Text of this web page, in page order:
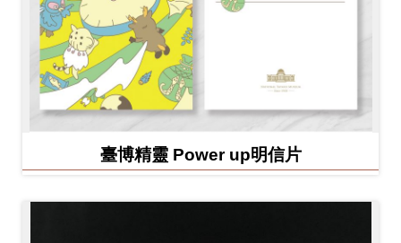
臺博精靈 Power up明信片